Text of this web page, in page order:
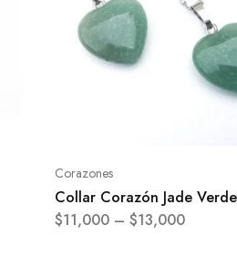
Corazones
Collar Corazón Jade Verde
$11,000 – $13,000